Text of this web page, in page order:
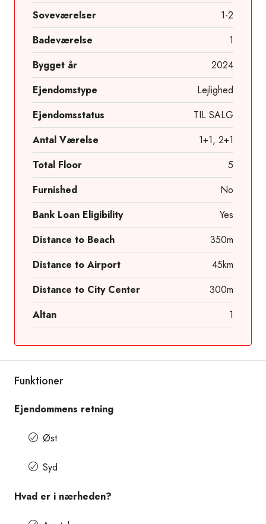
Soveværelser
1-2
Badeværelse
1
Bygget år
2024
Ejendomstype
Lejlighed
Ejendomsstatus
TIL SALG
Antal Værelse
1+1, 2+1
Total Floor
5
Furnished
No
Bank Loan Eligibility
Yes
Distance to Beach
350m
Distance to Airport
45km
Distance to City Center
300m
Altan
1
Funktioner
Ejendommens retning
Øst
Syd
Hvad er i nærheden?